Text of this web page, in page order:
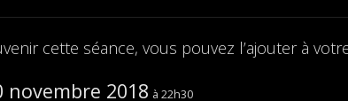
cette séance, vous pouvez l’ajouter à
novembre 2018 22h30